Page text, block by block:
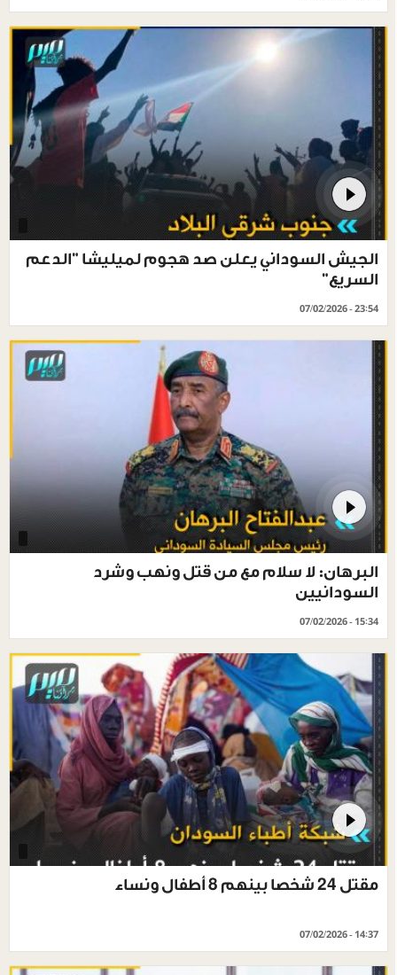
الجيش السوداني يعلن صد هجوم لميليشا "الدعم
السريع"
07/02/2026 - 23:54
البرهان: لا سلام مع من قتل ونهب وشرد
السودانيين
07/02/2026 - 15:34
مقتل 24 شخصا بينهم 8 أطفال ونساء
07/02/2026 - 14:37